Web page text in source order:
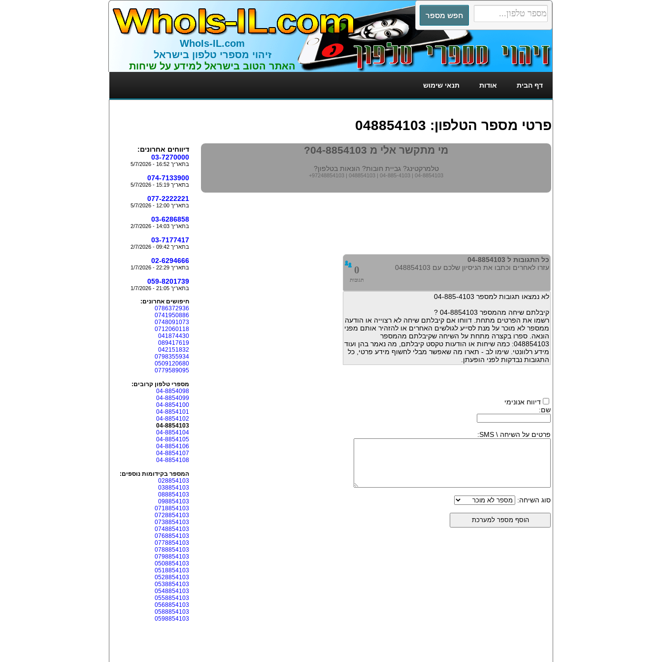
WhoIs-IL.com
זיהוי מספרי טלפון בישראל
האתר הטוב בישראל למידע על שיחות
דף הבית אודות תנאי שימוש
פרטי מספר הטלפון: 048854103
מי מתקשר אלי מ 04-8854103?
טלמרקטינג? גביית חובות? הונאות בטלפון?
+97248854103 | 048854103 | 04-885-4103 | 04-8854103
0
תגובות
כל התגובות ל 04-8854103
עזרו לאחרים וכתבו את הניסיון שלכם עם 048854103
לא נמצאו תגובות למספר 04-885-4103
קיבלתם שיחה מהמספר 04-8854103 ?
רשמו את הפרטים מתחת. דווחו אם קיבלתם שיחה לא רצוייה או הודעה
ממספר לא מוכר על מנת לסייע לגולשים האחרים או להזהיר אותם מפני
הונאה. ספרו בקצרה מתחת על השיחה שקיבלתם מהמספר
048854103: כמה שיחות או הודעות טקסט קיבלתם, מה נאמר בהן ועוד
מידע רלוונטי. שימו לב - תארו מה שאפשר מבלי לחשוף מידע פרטי, כל
התגובות נבדקות לפני הופעתן.
דיווח אנונימי
שם:
פרטים על השיחה \ SMS:
סוג השיחה:
דיווחים אחרונים:
03-7270000
בתאריך 16:52 - 5/7/2026
074-7133900
בתאריך 15:19 - 5/7/2026
077-2222221
בתאריך 12:00 - 5/7/2026
03-6286858
בתאריך 14:03 - 2/7/2026
03-7177417
בתאריך 09:42 - 2/7/2026
02-6294666
בתאריך 22:29 - 1/7/2026
059-8201739
בתאריך 21:05 - 1/7/2026
חיפושים אחרונים:
0786372936
0741950886
0748091073
0712060118
041874430
089417619
042151832
0798355934
0509120680
0779589095
מספרי טלפון קרובים:
04-8854098
04-8854099
04-8854100
04-8854101
04-8854102
04-8854103
04-8854104
04-8854105
04-8854106
04-8854107
04-8854108
המספר בקידומות נוספים:
028854103
038854103
088854103
098854103
0718854103
0728854103
0738854103
0748854103
0768854103
0778854103
0788854103
0798854103
0508854103
0518854103
0528854103
0538854103
0548854103
0558854103
0568854103
0588854103
0598854103